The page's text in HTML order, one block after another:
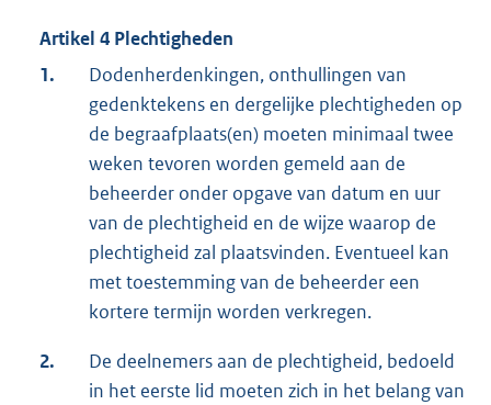
Artikel 4 Plechtigheden
1.
Dodenherdenkingen, onthullingen van
gedenktekens en dergelijke plechtigheden op
de begraafplaats(en) moeten minimaal twee
weken tevoren worden gemeld aan de
beheerder onder opgave van datum en uur
van de plechtigheid en de wijze waarop de
plechtigheid zal plaatsvinden. Eventueel kan
met toestemming van de beheerder een
kortere termijn worden verkregen.
2.
De deelnemers aan de plechtigheid, bedoeld
in het eerste lid moeten zich in het belang van